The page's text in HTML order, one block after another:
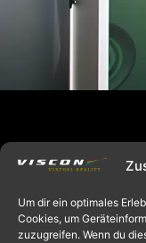
Um dir ein optimales
Cookies, um
zuzugreifen. Wenn du